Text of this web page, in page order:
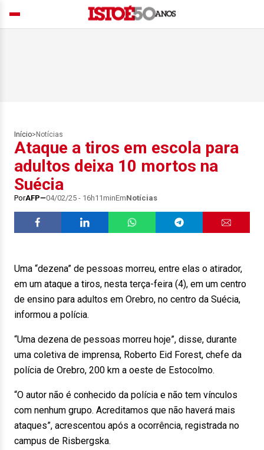
Início> Notícias
Ataque a tiros em escola para
adultos deixa 10 mortos na
Suécia
PorAFP 04/02/25 - 16h11minEmNotícias
Uma “dezena” de pessoas morreu, entre elas o atirador,
em um ataque a tiros, nesta terça-feira (4), em um centro
de ensino para adultos em Orebro, no centro da Suécia,
informou a polícia.
“Uma dezena de pessoas morreu hoje”, disse, durante
uma coletiva de imprensa, Roberto Eid Forest, chefe da
polícia de Orebro, 200 km a oeste de Estocolmo.
“O autor não é conhecido da polícia e não tem vínculos
com nenhum grupo. Acreditamos que não haverá mais
ataques”, acrescentou após a ocorrência, registrada no
campus de Risbergska.